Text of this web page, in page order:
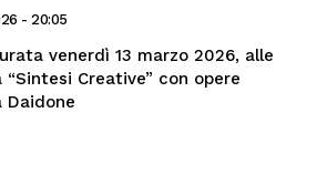
- 20:05
venerdì 13 marzo 2026, alle
Creative” con opere
Daidone